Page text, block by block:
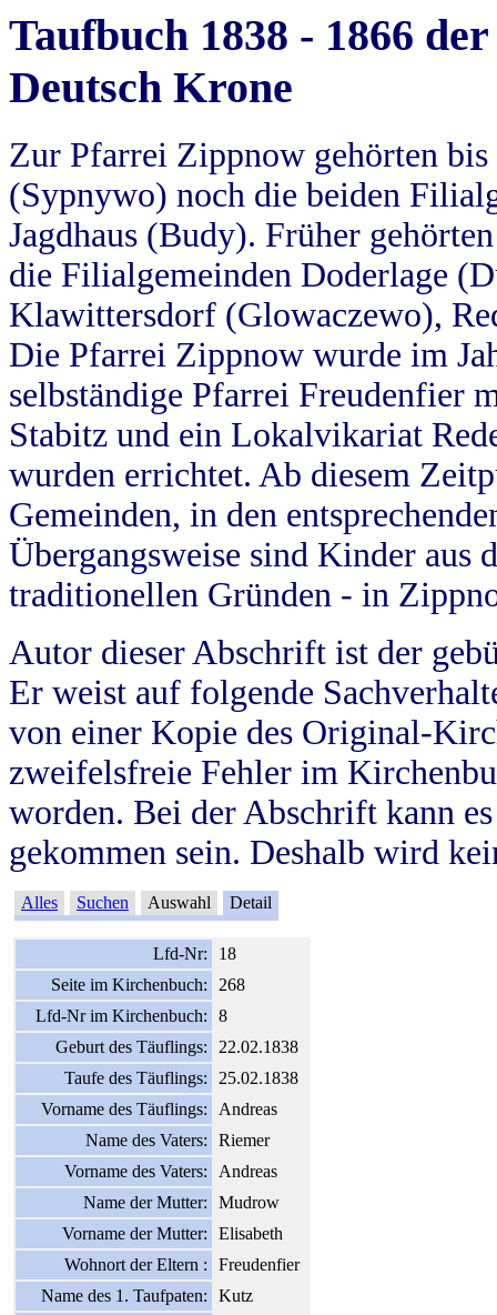
Taufbuch 1838 - 1866
Deutsch Krone
Zur Pfarrei Zippnow gehörten
(Sypnywo) noch die beiden
Jagdhaus (Budy). Früher
die Filialgemeinden Doderlage
Klawittersdorf (Glowaczewo),
Die Pfarrei Zippnow wurde im
selbständige Pfarrei Freudenfier
Stabitz und ein Lokalvikariat
wurden errichtet. Ab diesem
Gemeinden, in den
Übergangsweise sind Kinder aus
traditionellen Gründen - in
Autor dieser Abschrift ist der
Er weist auf folgende
von einer Kopie des Original-
zweifelsfreie Fehler im
worden. Bei der Abschrift kann
gekommen sein. Deshalb wird
Alles Suchen Auswahl Detail
Lfd-Nr:
18
Seite im Kirchenbuch:
268
Lfd-Nr im Kirchenbuch:
8
Geburt des Täuflings:
22.02.1838
Taufe des Täuflings:
25.02.1838
Vorname des Täuflings:
Andreas
Name des Vaters:
Riemer
Vorname des Vaters:
Andreas
Name der Mutter:
Mudrow
Vorname der Mutter:
Elisabeth
Wohnort der Eltern :
Freudenfier
Name des 1. Taufpaten:
Kutz